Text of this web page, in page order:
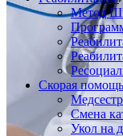
Метод
Скорая помощь
Смена
Укол на